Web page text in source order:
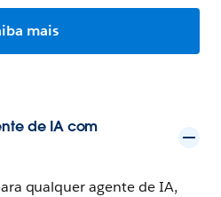
mais
de IA com
qualquer agente de IA,